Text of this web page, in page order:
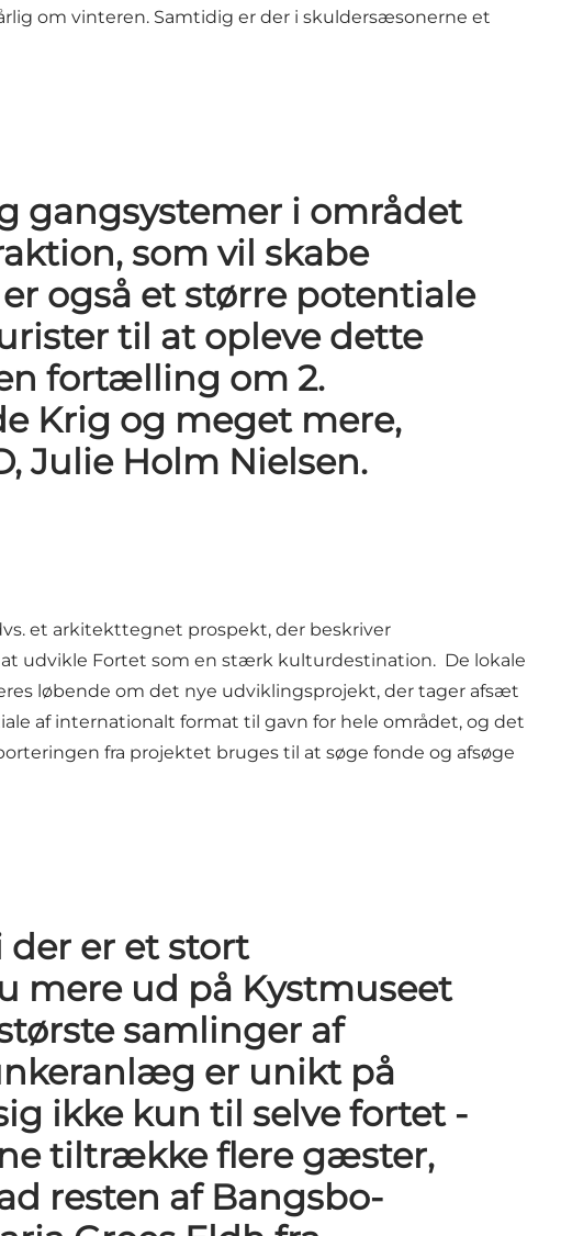
om vinteren. Samtidig er der i skuldersæsonerne et
gangsystemer i området
som vil skabe
også et større potentiale
til at opleve dette
fortælling om 2.
Krig og meget mere,
Julie Holm Nielsen.
et arkitekttegnet prospekt, der beskriver
udvikle Fortet som en stærk kulturdestination. De lokale
løbende om det nye udviklingsprojekt, der tager afsæt
af internationalt format til gavn for hele området, og det
fra projektet bruges til at søge fonde og afsøge
der er et stort
mere ud på Kystmuseet
samlinger af
er unikt på
ikke kun til selve fortet -
tiltrække flere gæster,
resten af Bangsbo-